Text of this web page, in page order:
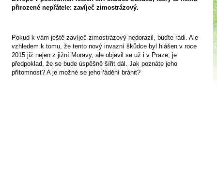
přirozené nepřátele: zavíječ zimostrázový.
Pokud k vám ještě zavíječ zimostrázový nedorazil, buďte rádi. Ale
vzhledem k tomu, že tento nový invazní škůdce byl hlášen v roce
2015 již nejen z jižní Moravy, ale objevil se už i v Praze, je
předpoklad, že se bude úspěšně šířit dál. Jak poznáte jeho
přítomnost? A je možné se jeho řádění bránit?